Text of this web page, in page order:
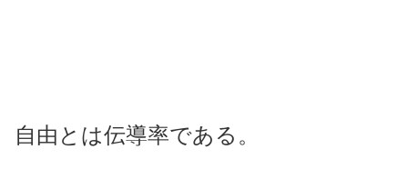
自由とは伝導率である。